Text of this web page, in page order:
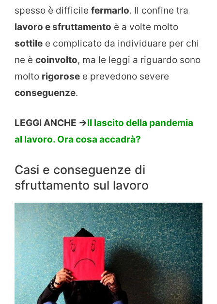
spesso è difficile fermarlo. Il confine tra
lavoro e sfruttamento è a volte molto
sottile e complicato da individuare per chi
ne è coinvolto, ma le leggi a riguardo sono
molto rigorose e prevedono severe
conseguenze.
LEGGI ANCHE ->Il lascito della pandemia
al lavoro. Ora cosa accadrà?
Casi e conseguenze di
sfruttamento sul lavoro